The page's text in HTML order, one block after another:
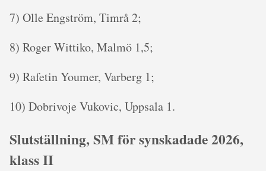
7) Olle Engström, Timrå 2;
8) Roger Wittiko, Malmö 1,5;
9) Rafetin Youmer, Varberg 1;
10) Dobrivoje Vukovic, Uppsala 1.
Slutställning, SM för synskadade 2026,
klass II